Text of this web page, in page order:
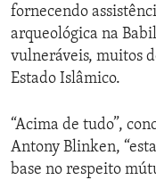
fornecendo
arqueológica na
vulneráveis, muitos
Estado Islâmico.
“Acima de tudo”,
Antony Blinken,
base no respeito